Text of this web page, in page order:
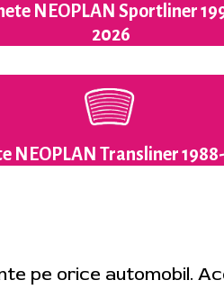
NEOPLAN Sportliner
2026
NEOPLAN Transliner
pe orice automobil.